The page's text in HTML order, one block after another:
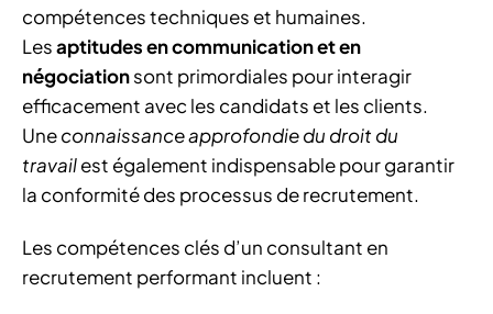
compétences techniques et humaines.
Lesaptitudes en communication et en
négociationsont primordiales pour interagir
efficacement avec les candidats et les clients.
Uneconnaissance approfondie du droit du
travailest également indispensable pour garantir
la conformité des processus de recrutement.
Les compétences clés d’un consultant en
recrutement performant incluent :